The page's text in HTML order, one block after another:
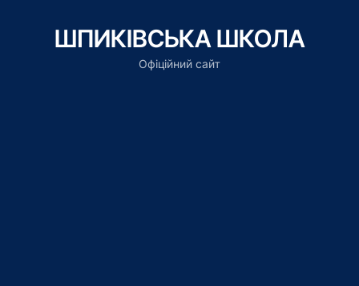
ШПИКІВСЬКА ШКОЛА
Офіційний сайт